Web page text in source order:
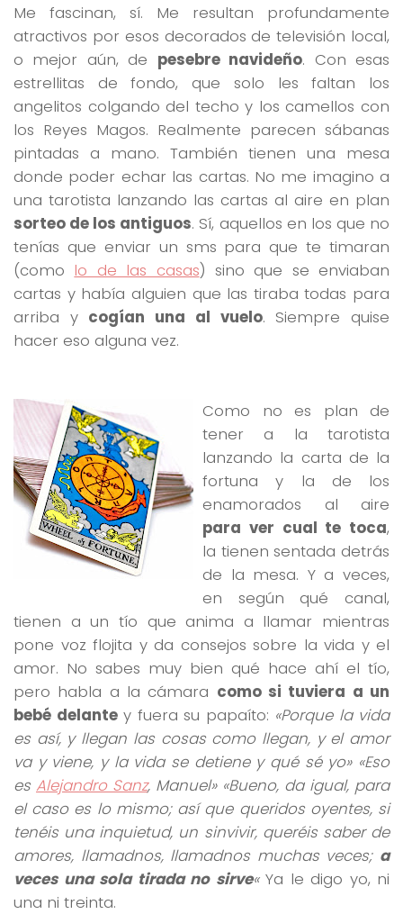
Me fascinan, sí. Me resultan profundamente
atractivos por esos decorados de televisión local,
o mejor aún, de pesebre navideño. Con esas
estrellitas de fondo, que solo les faltan los
angelitos colgando del techo y los camellos con
los Reyes Magos. Realmente parecen sábanas
pintadas a mano. También tienen una mesa
donde poder echar las cartas. No me imagino a
una tarotista lanzando las cartas al aire en plan
sorteo de los antiguos. Sí, aquellos en los que no
tenías que enviar un sms para que te timaran
(como lo de las casas) sino que se enviaban
cartas y había alguien que las tiraba todas para
arriba y cogían una al vuelo. Siempre quise
hacer eso alguna vez.
Como no es plan de
tener a la tarotista
lanzando la carta de la
fortuna y la de los
enamorados al aire
para ver cual te toca,
la tienen sentada detrás
de la mesa. Y a veces,
en según qué canal,
tienen a un tío que anima a llamar mientras
pone voz flojita y da consejos sobre la vida y el
amor. No sabes muy bien qué hace ahí el tío,
pero habla a la cámara como si tuviera a un
bebé delantey fuera su papaíto: «Porque la vida
es así, y llegan las cosas como llegan, y el amor
va y viene, y la vida se detiene y qué sé yo» «Eso
es Alejandro Sanz, Manuel» «Bueno, da igual, para
el caso es lo mismo; así que queridos oyentes, si
tenéis una inquietud, un sinvivir, queréis saber de
amores, llamadnos, llamadnos muchas veces; a
veces una sola tirada no sirve«Ya le digo yo, ni
una ni treinta.